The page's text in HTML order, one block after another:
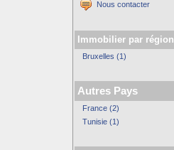
Nous contacter
Immobilier par région
Bruxelles (1)
Autres Pays
France (2)
Tunisie (1)